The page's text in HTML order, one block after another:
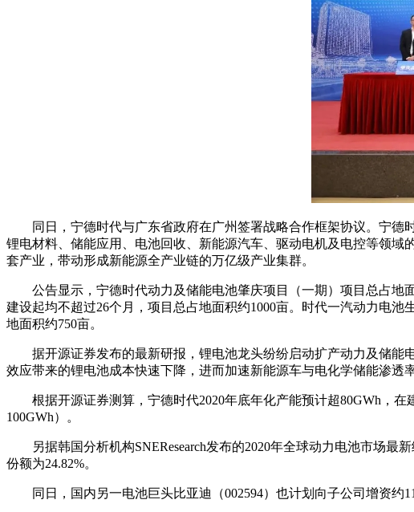
同日，宁德时代与广东省政府在广州签署战略合作框架协议。宁德
锂电材料、储能应用、电池回收、新能源汽车、驱动电机及电控等领域
套产业，带动形成新能源全产业链的万亿级产业集群。
公告显示，宁德时代动力及储能电池肇庆项目（一期）项目总占地
建设起均不超过26个月，项目总占地面积约1000亩。时代一汽动力电
地面积约750亩。
据开源证券发布的最新研报，锂电池龙头纷纷启动扩产动力及储
效应带来的锂电池成本快速下降，进而加速新能源车与电化学储能渗透
根据开源证券测算，宁德时代2020年底年化产能预计超80GWh，
100GWh）。
另据韩国分析机构SNEResearch发布的2020年全球动力电池市场
份额为24.82%。
同日，国内另一电池巨头比亚迪（002594）也计划向子公司增资约